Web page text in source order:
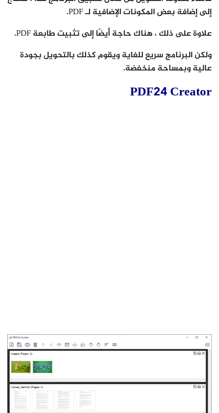
إلى إضافة بعض المكونات الإضافية لـ PDF.
علاوة على ذلك ، هناك حاجة أيضًا إلى تثبيت طابعة PDF.
ولكن البرنامج سريع للغاية ويقوم كذلك بالتحويل بجودة
عالية وبمساحة منخفضة.
PDF24 Creator